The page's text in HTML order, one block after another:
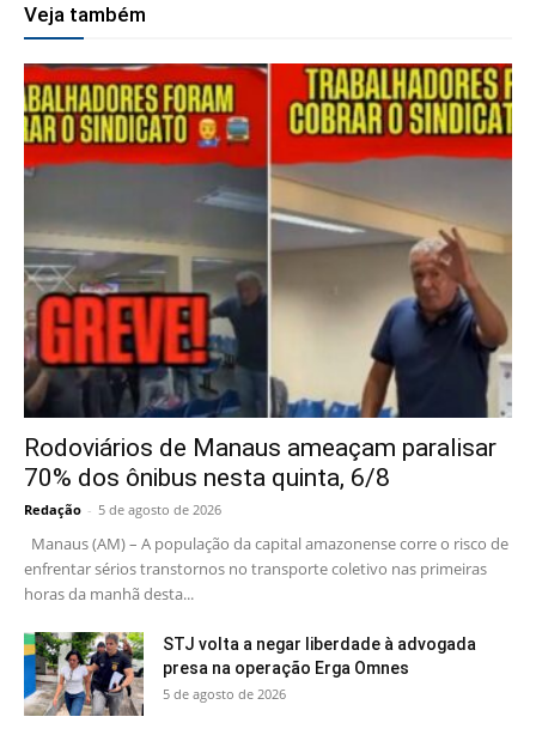
Veja também
Rodoviários de Manaus ameaçam paralisar
70% dos ônibus nesta quinta, 6/8
Redação - 5 de agosto de 2026
Manaus (AM) – A população da capital amazonense corre o risco de
enfrentar sérios transtornos no transporte coletivo nas primeiras
horas da manhã desta...
STJ volta a negar liberdade à advogada
presa na operação Erga Omnes
5 de agosto de 2026